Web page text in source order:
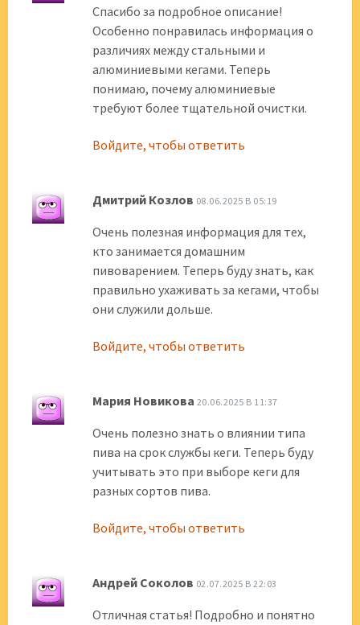
Спасибо за подробное описание!
Особенно понравилась информация о
различиях между стальными и
алюминиевыми кегами. Теперь
понимаю, почему алюминиевые
требуют более тщательной очистки.
Войдите, чтобы ответить
Дмитрий Козлов 08.06.2025 В 05:19
Очень полезная информация для тех,
кто занимается домашним
пивоварением. Теперь буду знать, как
правильно ухаживать за кегами, чтобы
они служили дольше.
Войдите, чтобы ответить
Мария Новикова 20.06.2025 В 11:37
Очень полезно знать о влиянии типа
пива на срок службы кеги. Теперь буду
учитывать это при выборе кеги для
разных сортов пива.
Войдите, чтобы ответить
Андрей Соколов 02.07.2025 В 22:03
Отличная статья! Подробно и понятно